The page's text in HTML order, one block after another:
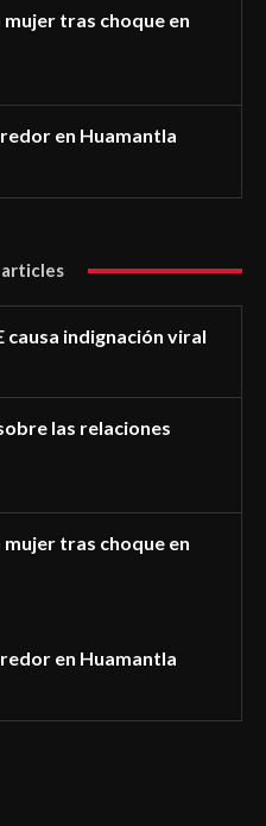
tras choque en
en Huamantla
causa indignación viral
las relaciones
tras choque en
en Huamantla